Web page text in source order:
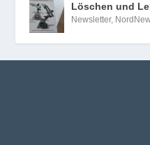
Löschen und
Newsletter,